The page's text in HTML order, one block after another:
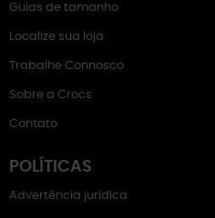
Guias de tamanho
Localize sua loja
Trabalhe Connosco
Sobre a Crocs
Contato
POLÍTICAS
Advertência jurídica